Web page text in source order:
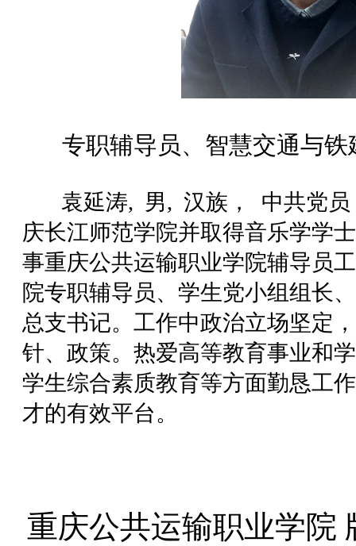
专职辅导员、智慧交通与铁
袁延涛, 男, 汉族， 中共党员
庆长江师范学院并取得音乐学学
事重庆公共运输职业学院辅导员
院专职辅导员、学生党小组组长
总支书记。工作中政治立场坚定
针、政策。热爱高等教育事业和
学生综合素质教育等方面勤恳工
才的有效平台。
重庆公共运输职业学院